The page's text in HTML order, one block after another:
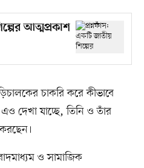
আত্মপ্রকাশ
চাকরি করে কীভাবে
দেখা যাচ্ছে, তিনি ও তাঁর
ও সামাজিক